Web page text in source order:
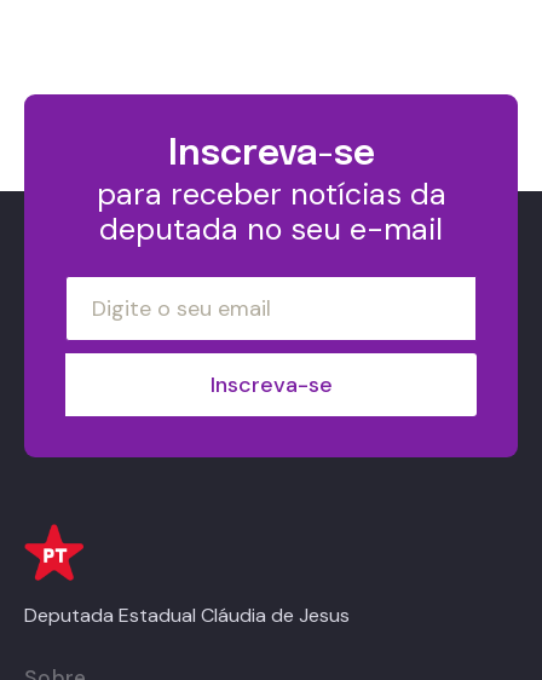
Inscreva-se
para receber notícias da
deputada no seu e-mail
Deputada Estadual Cláudia de Jesus